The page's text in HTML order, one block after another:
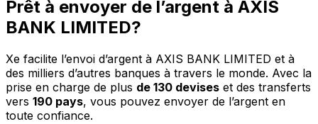
Prêt à envoyer de l’argent à AXIS
BANK LIMITED?
Xe facilite l’envoi d’argent à AXIS BANK LIMITED et à
des milliers d’autres banques à travers le monde. Avec la
prise en charge de plus de 130 devises et des transferts
vers 190 pays, vous pouvez envoyer de l’argent en
toute confiance.